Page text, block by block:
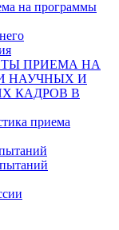
на программы
ПРИЕМА НА
НАУЧНЫХ И
КАДРОВ В
приема